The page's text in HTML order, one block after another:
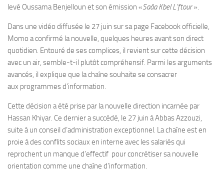
levé Oussama Benjelloun et son émission «Saâa Kbel L’ftour».
Dans une vidéo diffusée le 27 juin sur sa page Facebook officielle,
Momo a confirmé la nouvelle, quelques heures avant son direct
quotidien. Entouré de ses complices, il revient sur cette décision
avec un air, semble-t-il plutôt compréhensif. Parmi les arguments
avancés, il explique que la chaîne souhaite se consacrer
aux programmes d’information.
Cette décision a été prise par la nouvelle direction incarnée par
Hassan Khiyar. Ce dernier a succédé, le 27 juin à Abbas Azzouzi,
suite à un conseil d’administration exceptionnel. La chaîne est en
proie à des conflits sociaux en interne avec les salariés qui
reprochent un manque d’effectif pour concrétiser sa nouvelle
orientation comme une chaîne d’information.